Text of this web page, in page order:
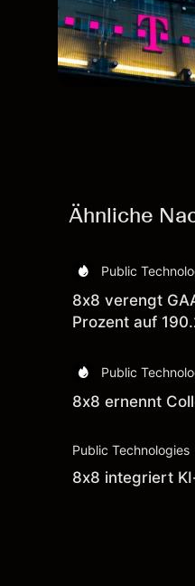
Ähnliche
Public
8x8 verengt
Prozent auf
Public
8x8 ernennt
Public Technologies
8x8 integriert